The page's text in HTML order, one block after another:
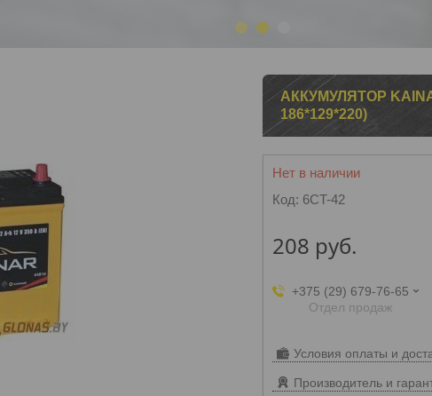
АККУМУЛЯТОР
186*129*220)
Нет в наличии
Код: 6CT-42
208 руб.
+375 (29) 679-76-65
Отдел продаж
Условия оплаты и
Производитель и